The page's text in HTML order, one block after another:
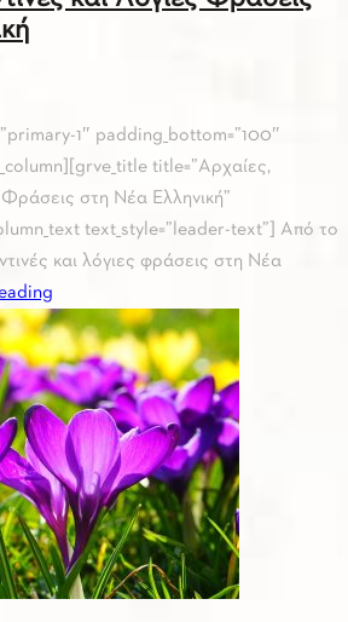
1″ padding_bottom=”100″
title=”Αρχαίες,
Φράσεις στη Νέα Ελληνική”
text_style=”leader-text”] Από το
και λόγιες φράσεις στη Νέα